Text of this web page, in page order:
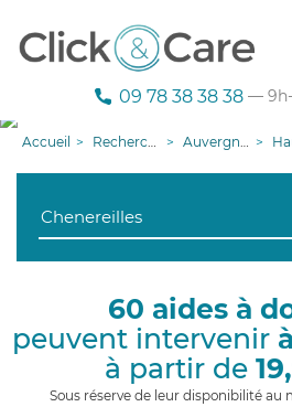
09 78 38 38 38 — 9h-
Accueil Recherche aide à domicile Auvergne-Rhône-Alpes
60 aides à
peuvent intervenir
à partir de
Sous réserve de leur disponibilité